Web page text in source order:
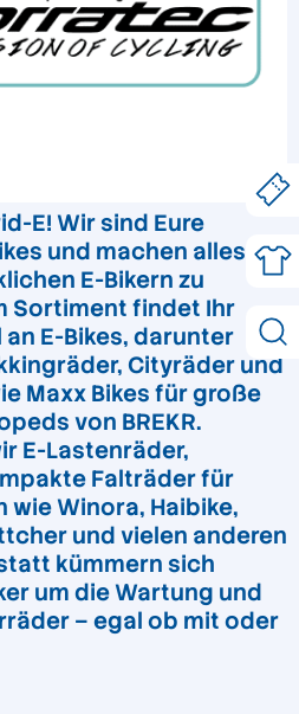
E! Wir sind Eure
und machen alles
E-Bikern zu
Sortiment findet Ihr
E-Bikes, darunter
Cityräder und
Maxx Bikes für große
von BREKR.
E-Lastenräder,
Falträder für
wie Winora, Haibike,
und vielen anderen
kümmern sich
um die Wartung und
– egal ob mit oder